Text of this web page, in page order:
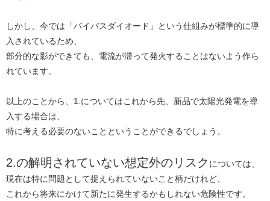
しかし、今では「バイパスダイオード」という仕組みが標準的に導
入されているため、
部分的な影ができても、電流が滞って発火することはないよう作ら
れています。
以上のことから、1.についてはこれから先、新品で太陽光発電を導
入する場合は、
特に考える必要のないことということができるでしょう。
2.の解明されていない想定外のリスク については、
現在は特に問題として捉えられていないこと柄だけれど、
これから将来にかけて新たに発生するかもしれない危険性です。